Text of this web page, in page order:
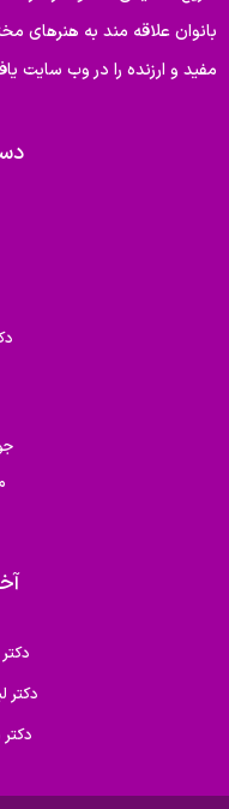
بانوان علاقه مند به هنرهای
مفید و ارزنده را در وب سایت
دکتر